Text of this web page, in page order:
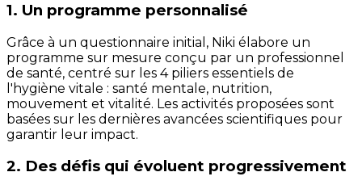
1. Un programme personnalisé
Grâce à un questionnaire initial, Niki élabore un
programme sur mesure conçu par un professionnel
de santé, centré sur les 4 piliers essentiels de
l'hygiène vitale : santé mentale, nutrition,
mouvement et vitalité. Les activités proposées sont
basées sur les dernières avancées scientifiques pour
garantir leur impact.
2. Des défis qui évoluent progressivement